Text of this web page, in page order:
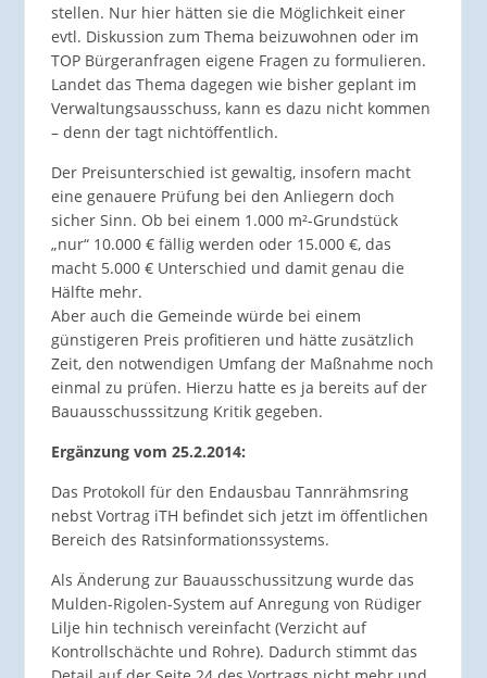
stellen. Nur hier hätten sie die Möglichkeit einer
evtl. Diskussion zum Thema beizuwohnen oder im
TOP Bürgeranfragen eigene Fragen zu formulieren.
Landet das Thema dagegen wie bisher geplant im
Verwaltungsausschuss, kann es dazu nicht kommen
– denn der tagt nichtöffentlich.
Der Preisunterschied ist gewaltig, insofern macht
eine genauere Prüfung bei den Anliegern doch
sicher Sinn. Ob bei einem 1.000 m²-Grundstück
„nur“ 10.000 € fällig werden oder 15.000 €, das
macht 5.000 € Unterschied und damit genau die
Hälfte mehr.
Aber auch die Gemeinde würde bei einem
günstigeren Preis profitieren und hätte zusätzlich
Zeit, den notwendigen Umfang der Maßnahme noch
einmal zu prüfen. Hierzu hatte es ja bereits auf der
Bauausschusssitzung Kritik gegeben.
Ergänzung vom 25.2.2014:
Das Protokoll für den Endausbau Tannrähmsring
nebst Vortrag iTH befindet sich jetzt im öffentlichen
Bereich des Ratsinformationssystems.
Als Änderung zur Bauausschussitzung wurde das
Mulden-Rigolen-System auf Anregung von Rüdiger
Lilje hin technisch vereinfacht (Verzicht auf
Kontrollschächte und Rohre). Dadurch stimmt das